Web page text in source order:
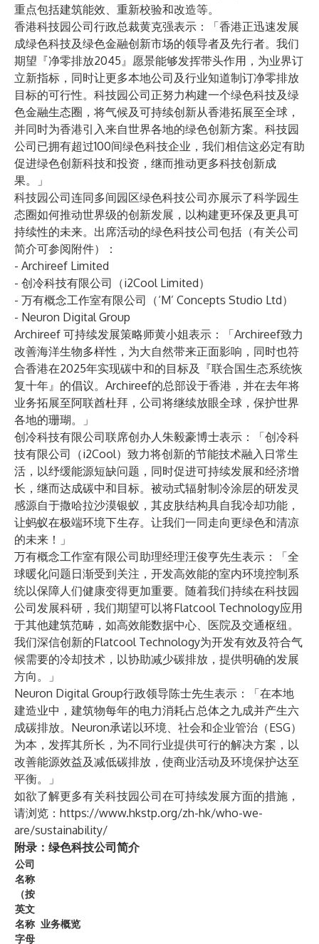
重点包括建筑能效、重新校验和改造等。
香港科技园公司行政总裁黄克强表示：「香港正迅速发展
成绿色科技及绿色金融创新市场的领导者及先行者。我们
期望『净零排放2045』愿景能够发挥带头作用，为业界订
立新指标，同时让更多本地公司及行业知道制订净零排放
目标的可行性。科技园公司正努力构建一个绿色科技及绿
色金融生态圈，将气候及可持续创新从香港拓展至全球，
并同时为香港引入来自世界各地的绿色创新方案。科技园
公司已拥有超过100间绿色科技企业，我们相信这必定有助
促进绿色创新科技和投资，继而推动更多科技创新成
果。」
科技园公司连同多间园区绿色科技公司亦展示了科学园生
态圈如何推动世界级的创新发展，以构建更环保及更具可
持续性的未来。出席活动的绿色科技公司包括（有关公司
简介可参阅附件）：
- Archireef Limited
- 创冷科技有限公司（i2Cool Limited）
- 万有概念工作室有限公司（‘M’ Concepts Studio Ltd）
- Neuron Digital Group
Archireef 可持续发展策略师黄小姐表示：「Archireef致力
改善海洋生物多样性，为大自然带来正面影响，同时也符
合香港在2025年实现碳中和的目标及『联合国生态系统恢
复十年』的倡议。Archireef的总部设于香港，并在去年将
业务拓展至阿联酋杜拜，公司将继续放眼全球，保护世界
各地的珊瑚。」
创冷科技有限公司联席创办人朱毅豪博士表示：「创冷科
技有限公司（i2Cool）致力将创新的节能技术融入日常生
活，以纾缓能源短缺问题，同时促进可持续发展和经济增
长，继而达成碳中和目标。被动式辐射制冷涂层的研发灵
感源自于撒哈拉沙漠银蚁，其皮肤结构具自我冷却功能，
让蚂蚁在极端环境下生存。让我们一同走向更绿色和清凉
的未来！」
万有概念工作室有限公司助理经理汪俊亨先生表示：「全
球暖化问题日渐受到关注，开发高效能的室内环境控制系
统以保障人们健康变得更加重要。随着我们持续在科技园
公司发展科研，我们期望可以将Flatcool Technology应用
于其他建筑范畴，如高效能数据中心、医院及交通枢纽。
我们深信创新的Flatcool Technology为开发有效及符合气
候需要的冷却技术，以协助减少碳排放，提供明确的发展
方向。」
Neuron Digital Group行政领导陈士先生表示：「在本地
建造业中，建筑物每年的电力消耗占总体之九成并产生六
成碳排放。Neuron承诺以环境、社会和企业管治（ESG）
为本，发挥其所长，为不同行业提供可行的解决方案，以
改善能源效益及减低碳排放，使商业活动及环境保护达至
平衡。」
如欲了解更多有关科技园公司在可持续发展方面的措施，
请浏览： https://www.hkstp.org/zh-hk/who-we-
are/sustainability/
附录：绿色科技公司简介
公司
名称
（按
英文
名称
字母
业务概览